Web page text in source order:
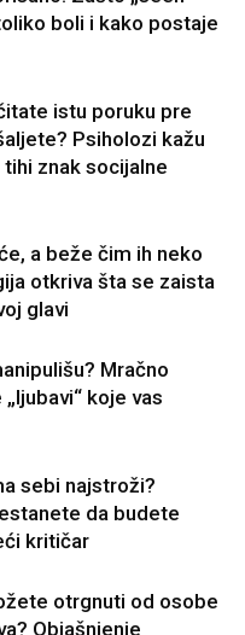
boli i kako postaje
istu poruku pre
Psiholozi kažu
znak socijalne
a beže čim ih neko
otkriva šta se zaista
glavi
Mračno
koje vas
sebi najstroži?
da budete
kritičar
otrgnuti od osobe
Objašnjenje